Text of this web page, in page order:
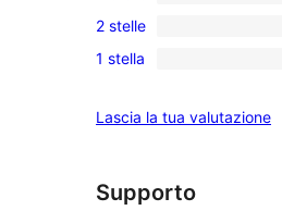
5-
stelle
a
4-
0
recensioni
a
stelle
0
recensioni
2-
2 stelle
0
a
stelle
1 stella
Lascia la tua valutazione
Supporto